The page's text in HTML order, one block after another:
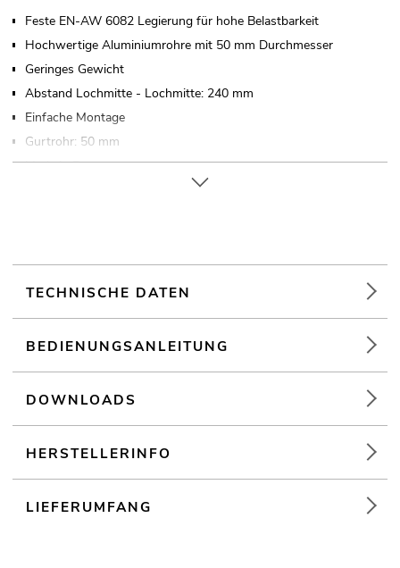
Feste EN-AW 6082 Legierung für hohe Belastbarkeit
Hochwertige Aluminiumrohre mit 50 mm Durchmesser
Geringes Gewicht
Abstand Lochmitte - Lochmitte: 240 mm
Einfache Montage
Gurtrohr: 50 mm
Made in Europe
Für Anwendungsgebiete wie zum Beispiel: Theater; Messe-
TECHNISCHE DATEN
BEDIENUNGSANLEITUNG
DOWNLOADS
HERSTELLERINFO
LIEFERUMFANG